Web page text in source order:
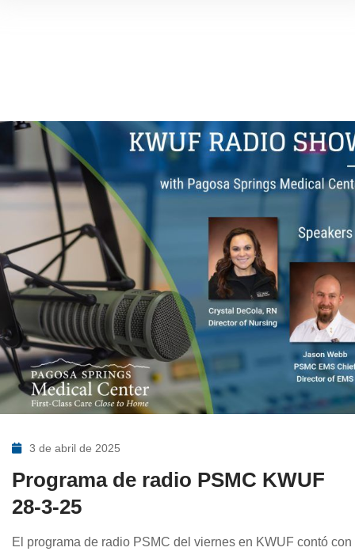
3 de abril de 2025
Programa de radio PSMC KWUF
28-3-25
El programa de radio PSMC del viernes en KWUF contó con